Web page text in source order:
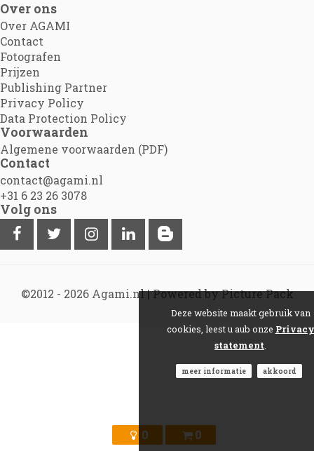
0 0
Over ons
Over AGAMI
Contact
Fotografen
Prijzen
Publishing Partner
Privacy Policy
Data Protection Policy
Voorwaarden
Algemene voorwaarden (PDF)
Contact
contact@agami.nl
+31 6 23 26 3078
Volg ons
©2012 - 2026 Agami.nl|Powered by Picture Pack
Deze website maakt gebruik van
cookies, leest u aub onze Privacy
statement
meer informatie akkoord